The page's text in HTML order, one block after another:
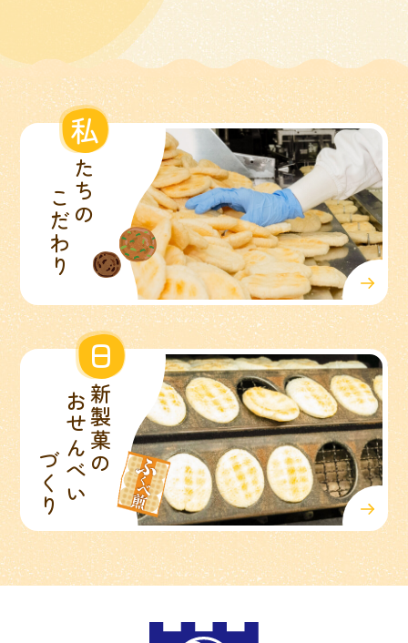
私
たちの
こだわり
日
新製菓の
おせんべい
づくり